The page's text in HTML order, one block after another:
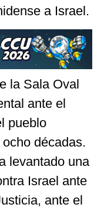
a Israel.
la Sala Oval
ante el
pueblo
décadas.
levantado una
Israel ante
ante el